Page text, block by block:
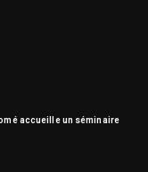
accueille un séminaire